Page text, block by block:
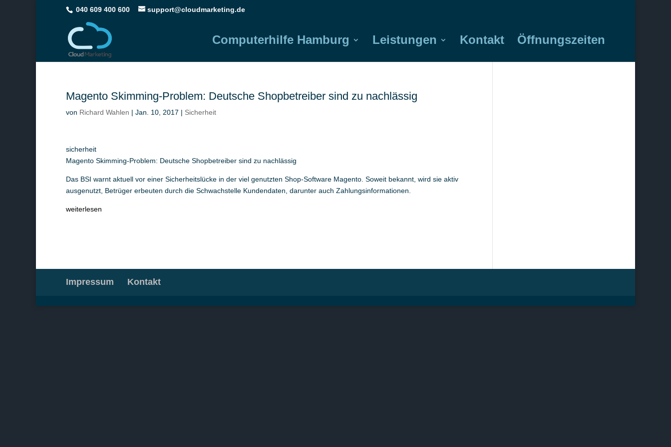
040 609 400 600 support@cloudmarketing.de
Computerhilfe Hamburg Leistungen Kontakt Öffnungszeiten
Magento Skimming-Problem: Deutsche Shopbetreiber sind zu nachlässig
von Richard Wahlen | Jan. 10, 2017 | Sicherheit
sicherheit
Magento Skimming-Problem: Deutsche Shopbetreiber sind zu nachlässig
Das BSI warnt aktuell vor einer Sicherheitslücke in der viel genutzten Shop-Software Magento. Soweit bekannt, wird sie aktiv
ausgenutzt, Betrüger erbeuten durch die Schwachstelle Kundendaten, darunter auch Zahlungsinformationen.
weiterlesen
Impressum Kontakt